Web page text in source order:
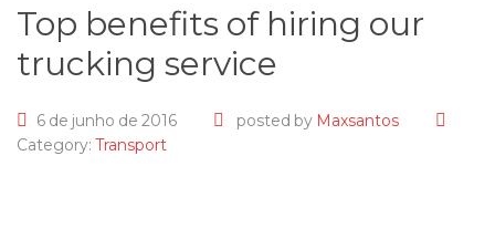
Top benefits of hiring our
trucking service
6 de junho de 2016 posted by Maxsantos
Category: Transport